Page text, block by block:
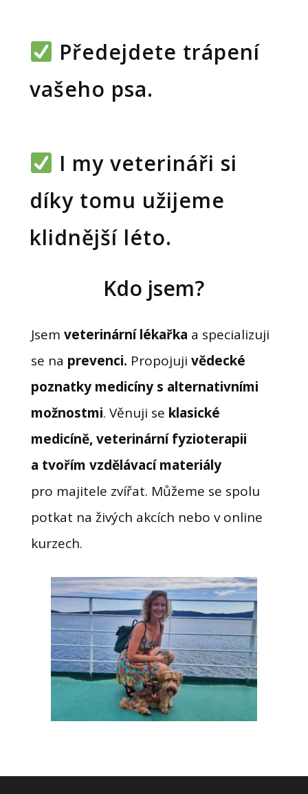
Předejdete trápení
vašeho psa.
I my veterináři si
díky tomu užijeme
klidnější léto.
Kdo jsem?
Jsem veterinární lékařka a specializuji
se na prevenci. Propojuji vědecké
poznatky medicíny s alternativními
možnostmi. Věnuji se klasické
medicíně, veterinární fyzioterapii
a tvořím vzdělávací materiály
pro majitele zvířat. Můžeme se spolu
potkat na živých akcích nebo v online
kurzech.